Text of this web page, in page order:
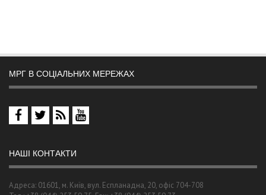
МРГ В СОЦІАЛЬНИХ МЕРЕЖАХ
НАШІ КОНТАКТИ
Адреса: 01601, м. Київ, вул. Еспланадна, 20, офіс 704-708